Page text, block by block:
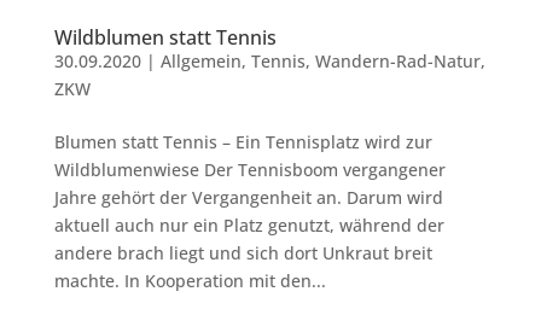
Wildblumen statt Tennis
30.09.2020| Allgemein, Tennis, Wandern-Rad-Natur,
ZKW
Blumen statt Tennis – Ein Tennisplatz wird zur
Wildblumenwiese Der Tennisboom vergangener
Jahre gehört der Vergangenheit an. Darum wird
aktuell auch nur ein Platz genutzt, während der
andere brach liegt und sich dort Unkraut breit
machte. In Kooperation mit den...